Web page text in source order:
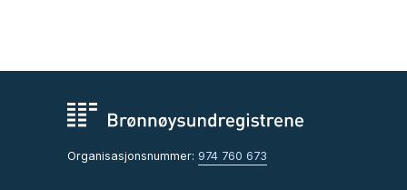
Organisasjonsnummer: 974 760 673